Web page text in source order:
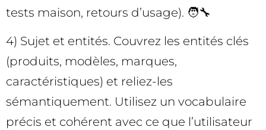
tests maison, retours d’usage). 🧑‍🔧
4) Sujet et entités. Couvrez les entités clés
(produits, modèles, marques,
caractéristiques) et reliez-les
sémantiquement. Utilisez un vocabulaire
précis et cohérent avec ce que l’utilisateur